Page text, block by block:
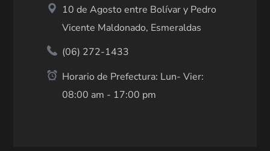
10 de Agosto entre Bolívar y Pedro
Vicente Maldonado, Esmeraldas
(06) 272-1433
Horario de Prefectura: Lun- Vier:
08:00 am - 17:00 pm